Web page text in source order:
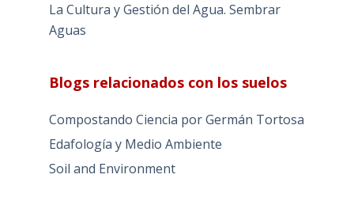
La Cultura y Gestión del Agua. Sembrar
Aguas
Blogs relacionados con los suelos
Compostando Ciencia por Germán Tortosa
Edafología y Medio Ambiente
Soil and Environment